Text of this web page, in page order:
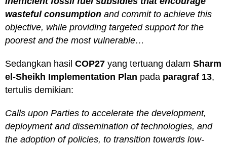
wasteful consumption and commit to achieve this
objective, while providing targeted support for the
poorest and the most vulnerable…
Sedangkan hasil COP27 yang tertuang dalam Sharm
el-Sheikh Implementation Plan pada paragraf 13,
tertulis demikian:
Calls upon Parties to accelerate the development,
deployment and dissemination of technologies, and
the adoption of policies, to transition towards low-